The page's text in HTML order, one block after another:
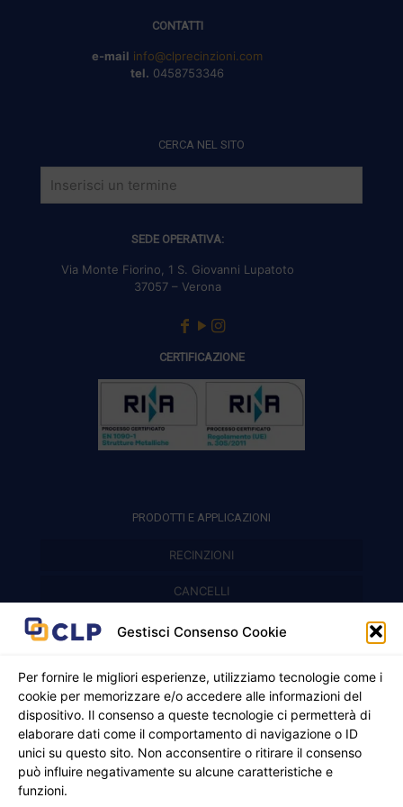
Gestisci Consenso Cookie
Per fornire le migliori esperienze, utilizziamo tecnologie come i
cookie per memorizzare e/o accedere alle informazioni del
dispositivo. Il consenso a queste tecnologie ci permetterà di
elaborare dati come il comportamento di navigazione o ID
unici su questo sito. Non acconsentire o ritirare il consenso
può influire negativamente su alcune caratteristiche e
funzioni.
CONTATTI
e-mail info@clprecinzioni.com
tel. 0458753346
CERCA NEL SITO
SEDE OPERATIVA:
Via Monte Fiorino, 1 S. Giovanni Lupatoto
37057 – Verona
CERTIFICAZIONE
PRODOTTI E APPLICAZIONI
RECINZIONI
Recinzioni modulari
Recinzioni a pannelli
CANCELLI
Cancelli prefabbricati
Cancelli in ferro battuto
Cancelli a due ante
Cancelli scorrevoli
APPLICAZIONI
Griglie e chiusini
Inferriate
Nicchie per gas ed elettricità
© 2021 - 2026 CLP SRLS All Rights Reserved.
CF e P. IVA 05130250235 | Sede legale Via Alessandro